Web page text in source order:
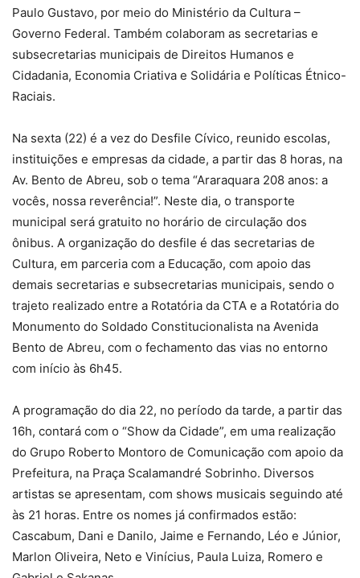
Paulo Gustavo, por meio do Ministério da Cultura –
Governo Federal. Também colaboram as secretarias e
subsecretarias municipais de Direitos Humanos e
Cidadania, Economia Criativa e Solidária e Políticas Étnico-
Raciais.
Na sexta (22) é a vez do Desfile Cívico, reunido escolas,
instituições e empresas da cidade, a partir das 8 horas, na
Av. Bento de Abreu, sob o tema “Araraquara 208 anos: a
vocês, nossa reverência!”. Neste dia, o transporte
municipal será gratuito no horário de circulação dos
ônibus. A organização do desfile é das secretarias de
Cultura, em parceria com a Educação, com apoio das
demais secretarias e subsecretarias municipais, sendo o
trajeto realizado entre a Rotatória da CTA e a Rotatória do
Monumento do Soldado Constitucionalista na Avenida
Bento de Abreu, com o fechamento das vias no entorno
com início às 6h45.
A programação do dia 22, no período da tarde, a partir das
16h, contará com o “Show da Cidade”, em uma realização
do Grupo Roberto Montoro de Comunicação com apoio da
Prefeitura, na Praça Scalamandré Sobrinho. Diversos
artistas se apresentam, com shows musicais seguindo até
às 21 horas. Entre os nomes já confirmados estão:
Cascabum, Dani e Danilo, Jaime e Fernando, Léo e Júnior,
Marlon Oliveira, Neto e Vinícius, Paula Luiza, Romero e